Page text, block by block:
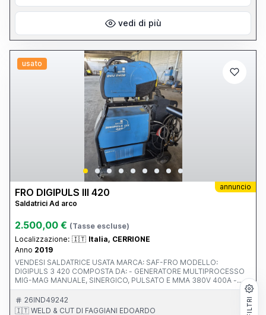
vedi di più
usato
annuncio
FRO DIGIPULS III 420
Saldatrici Ad arco
2.500,00 € (Tasse escluse)
Localizzazione: 🇮🇹 Italia, CERRIONE
Anno 2019
VENDESI SALDATRICE USATA MARCA: SAF-FRO MODELLO:
DIGIPULS 3 420 COMPOSTA DA: - GENERATORE MULTIPROCESSO
MIG-MAG MANUALE, SINERGICO, PULSATO E MMA 380V 400A -
CENTRALINA RAFFREDDAMENTO - PORTA BOMBOLA 4 RUOTE -
TRAINAFILO 4 RULLI DVU P400 CON 4 RUOTE - CAVI
CONNESSIONE 5M - TORCIA TRAFIMET ERGOPLUS 500 4M NUOVA
26IND49242
🇮🇹 WELD & CUT DI FAGGIANI EDOARDO
FILTRI